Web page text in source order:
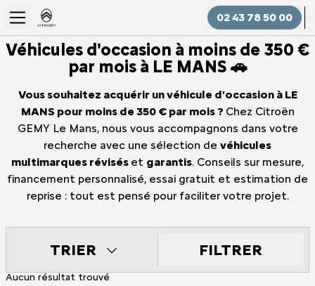
02 43 78 50 00
Véhicules d'occasion à moins de 350 €
par mois à LE MANS 🚗
Vous souhaitez acquérir un véhicule d'occasion à LE
MANS pour moins de 350 € par mois ? Chez Citroën
GEMY Le Mans, nous vous accompagnons dans votre
recherche avec une sélection de véhicules
multimarques révisés et garantis. Conseils sur mesure,
financement personnalisé, essai gratuit et estimation de
reprise : tout est pensé pour faciliter votre projet.
TRIER FILTRER
Aucun résultat trouvé